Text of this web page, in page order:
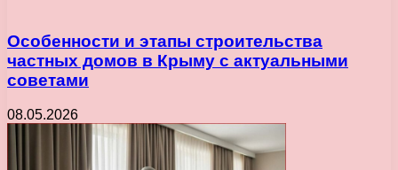
Особенности и этапы строительства
частных домов в Крыму с актуальными
советами
08.05.2026